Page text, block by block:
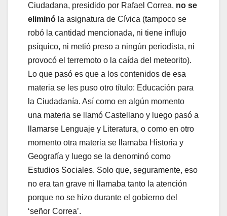
Ciudadana, presidido por Rafael Correa, no se
eliminó la asignatura de Cívica (tampoco se
robó la cantidad mencionada, ni tiene influjo
psíquico, ni metió preso a ningún periodista, ni
provocó el terremoto o la caída del meteorito).
Lo que pasó es que a los contenidos de esa
materia se les puso otro título: Educación para
la Ciudadanía. Así como en algún momento
una materia se llamó Castellano y luego pasó a
llamarse Lenguaje y Literatura, o como en otro
momento otra materia se llamaba Historia y
Geografía y luego se la denominó como
Estudios Sociales. Solo que, seguramente, eso
no era tan grave ni llamaba tanto la atención
porque no se hizo durante el gobierno del
‘señor Correa’.